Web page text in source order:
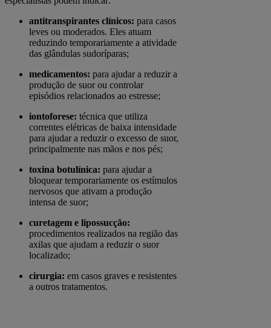
antitranspirantes clínicos: para casos
leves ou moderados. Eles atuam
reduzindo temporariamente a atividade
das glândulas sudoríparas;
medicamentos: para ajudar a reduzir a
produção de suor ou controlar
episódios relacionados ao estresse;
iontoforese: técnica que utiliza
correntes elétricas de baixa intensidade
para ajudar a reduzir o excesso de suor,
principalmente nas mãos e nos pés;
toxina botulínica: para ajudar a
bloquear temporariamente os estímulos
nervosos que ativam a produção
intensa de suor;
curetagem e lipossucção:
procedimentos realizados na região das
axilas que ajudam a reduzir o suor
localizado;
cirurgia: em casos graves e resistentes
a outros tratamentos.